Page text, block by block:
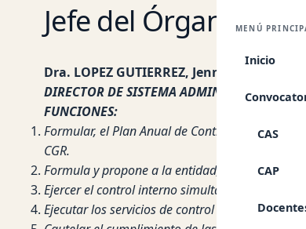
MENÚ
Inicio
CAS
CAP
Jefe del Órgano de
Dra. LOPEZ GUTIERREZ, Jennifer Paola
DIRECTOR DE SISTEMA ADMINISTRATIVO II:
FUNCIONES:
Formular, el Plan Anual de Control, en
CGR.
Formula y propone a la entidad, el
Ejercer el control interno simultáneo y
Ejecutar los servicios de control relacionado,